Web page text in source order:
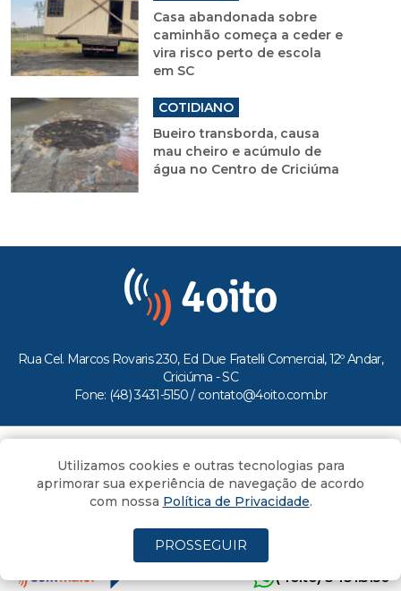
Casa abandonada sobre
caminhão começa a ceder e
vira risco perto de escola
em SC
COTIDIANO
Bueiro transborda, causa
mau cheiro e acúmulo de
água no Centro de Criciúma
Rua Cel. Marcos Rovaris 230, Ed Due Fratelli Comercial, 12º Andar,
Criciúma - SC
Fone: (48) 3431-5150 / contato@4oito.com.br
Todos os direitos reservados ao Portal 4oito
(4oito) 3431.5150
Utilizamos cookies e outras tecnologias para
aprimorar sua experiência de navegação de acordo
com nossa Política de Privacidade.
PROSSEGUIR